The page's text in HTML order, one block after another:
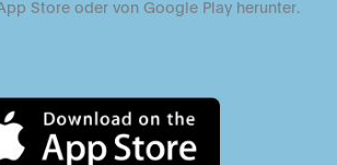
Store oder von Google Play herunter.